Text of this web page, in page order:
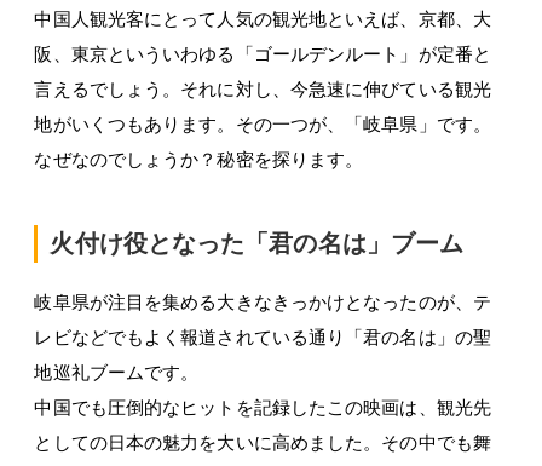
中国人観光客にとって人気の観光地といえば、京都、大
阪、東京といういわゆる「ゴールデンルート」が定番と
言えるでしょう。それに対し、今急速に伸びている観光
地がいくつもあります。その一つが、「岐阜県」です。
なぜなのでしょうか？秘密を探ります。
火付け役となった「君の名は」ブーム
岐阜県が注目を集める大きなきっかけとなったのが、テ
レビなどでもよく報道されている通り「君の名は」の聖
地巡礼ブームです。
中国でも圧倒的なヒットを記録したこの映画は、観光先
としての日本の魅力を大いに高めました。その中でも舞